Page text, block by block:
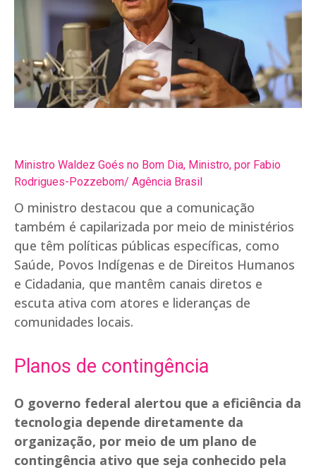
Ministro Waldez Goés no Bom Dia, Ministro, por Fabio
Rodrigues-Pozzebom/ Agência Brasil
O ministro destacou que a comunicação
também é capilarizada por meio de ministérios
que têm políticas públicas específicas, como
Saúde, Povos Indígenas e de Direitos Humanos
e Cidadania, que mantêm canais diretos e
escuta ativa com atores e lideranças de
comunidades locais.
Planos de contingência
O governo federal alertou que a eficiência da
tecnologia depende diretamente da
organização, por meio de um plano de
contingência ativo que seja conhecido pela